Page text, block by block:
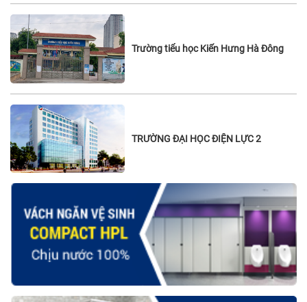
Trường tiểu học Kiến Hưng Hà Đông
TRƯỜNG ĐẠI HỌC ĐIỆN LỰC 2